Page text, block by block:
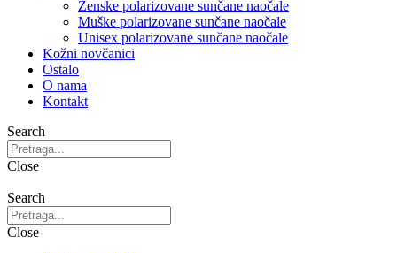
Ženske polarizovane sunčane naočale
Muške polarizovane sunčane naočale
Unisex polarizovane sunčane naočale
Kožni novčanici
Ostalo
O nama
Kontakt
Search
Close
Search
Close